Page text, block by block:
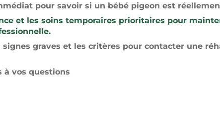
pour savoir si un bébé pigeon est
et les soins temporaires prioritaires pour
signes graves et les critères pour contacter une
à vos questions